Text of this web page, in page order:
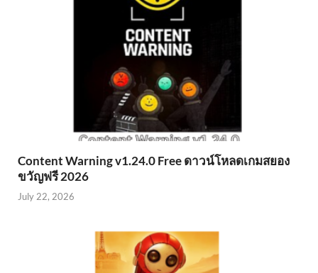
Content Warning v1.24.0 Free ดาวน์โหลดเกมสยอง
ขวัญฟรี 2026
July 22, 2026